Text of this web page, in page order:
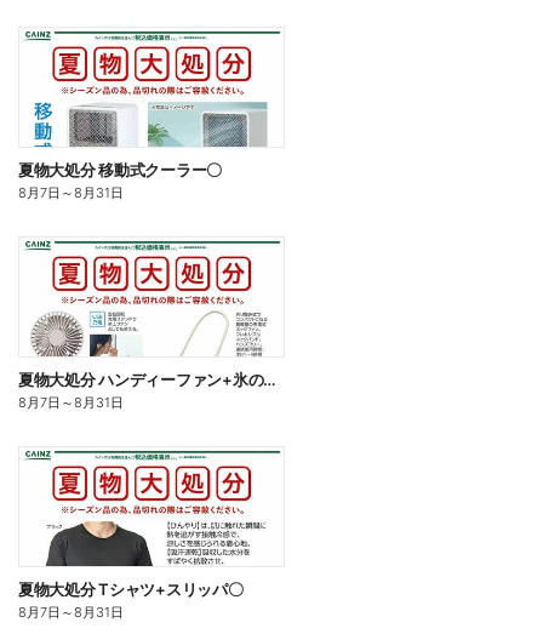
夏物大処分 移動式クーラー〇
8月7日 ～8月31日
夏物大処分 ハンディーファン+氷のう〇
8月7日 ～8月31日
夏物大処分 Tシャツ+スリッパ〇
8月7日 ～8月31日